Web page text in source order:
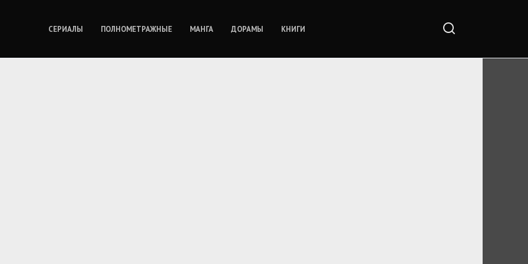
СЕРИАЛЫ ПОЛНОМЕТРАЖНЫЕ МАНГА ДОРАМЫ КНИГИ